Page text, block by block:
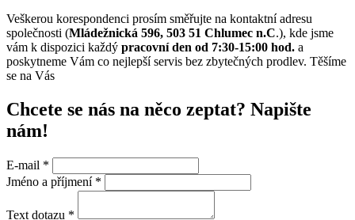
Veškerou korespondenci prosím směřujte na kontaktní adresu
společnosti (Mládežnická 596, 503 51 Chlumec n.C.), kde jsme
vám k dispozici každý pracovní den od 7:30-15:00 hod. a
poskytneme Vám co nejlepší servis bez zbytečných prodlev. Těšíme
se na Vás
Chcete se nás na něco zeptat? Napište
nám!
E-mail *
Jméno a příjmení *
Text dotazu *